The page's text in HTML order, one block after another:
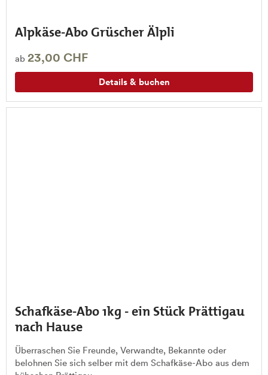
Alpkäse-Abo Grüscher Älpli
ab 23,00 CHF
Details & buchen
Schafkäse-Abo 1kg - ein Stück Prättigau
nach Hause
Überraschen Sie Freunde, Verwandte, Bekannte oder
belohnen Sie sich selber mit dem Schafkäse-Abo aus dem